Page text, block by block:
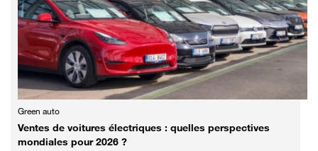
Green auto
Ventes de voitures électriques : quelles perspectives
mondiales pour 2026 ?